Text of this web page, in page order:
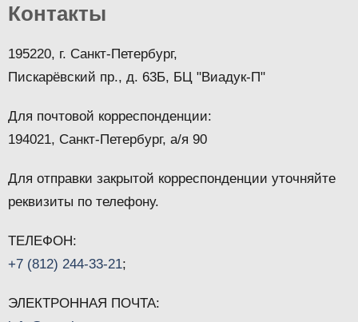
Контакты
195220, г. Санкт-Петербург,
Пискарёвский пр., д. 63Б, БЦ "Виадук-П"
Для почтовой корреспонденции:
194021, Санкт-Петербург, а/я 90
Для отправки закрытой корреспонденции уточняйте
реквизиты по телефону.
ТЕЛЕФОН:
+7 (812) 244-33-21;
ЭЛЕКТРОННАЯ ПОЧТА: